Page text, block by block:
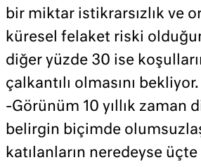
bir miktar istikrarsızlık ve
küresel felaket riski
diğer yüzde 30 ise
çalkantılı olmasını bekliyor.
-Görünüm 10 yıllık zaman
belirgin biçimde
katılanların neredeyse